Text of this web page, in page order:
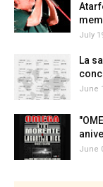
July
La
June
June